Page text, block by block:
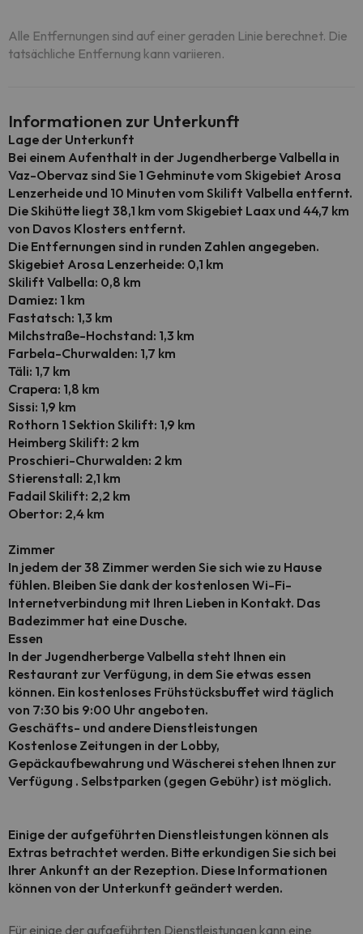
Alle Entfernungen sind auf einer geraden Linie berechnet. Die
tatsächliche Entfernung kann variieren.
Informationen zur Unterkunft
Lage der Unterkunft
Bei einem Aufenthalt in der Jugendherberge Valbella in
Vaz-Obervaz sind Sie 1 Gehminute vom Skigebiet Arosa
Lenzerheide und 10 Minuten vom Skilift Valbella entfernt.
Die Skihütte liegt 38,1 km vom Skigebiet Laax und 44,7 km
von Davos Klosters entfernt.
Die Entfernungen sind in runden Zahlen angegeben.
Skigebiet Arosa Lenzerheide: 0,1 km
Skilift Valbella: 0,8 km
Damiez: 1 km
Fastatsch: 1,3 km
Milchstraße-Hochstand: 1,3 km
Farbela-Churwalden: 1,7 km
Täli: 1,7 km
Crapera: 1,8 km
Sissi: 1,9 km
Rothorn 1 Sektion Skilift: 1,9 km
Heimberg Skilift: 2 km
Proschieri-Churwalden: 2 km
Stierenstall: 2,1 km
Fadail Skilift: 2,2 km
Obertor: 2,4 km
Zimmer
In jedem der 38 Zimmer werden Sie sich wie zu Hause
fühlen. Bleiben Sie dank der kostenlosen Wi-Fi-
Internetverbindung mit Ihren Lieben in Kontakt. Das
Badezimmer hat eine Dusche.
Essen
In der Jugendherberge Valbella steht Ihnen ein
Restaurant zur Verfügung, in dem Sie etwas essen
können. Ein kostenloses Frühstücksbuffet wird täglich
von 7:30 bis 9:00 Uhr angeboten.
Geschäfts- und andere Dienstleistungen
Kostenlose Zeitungen in der Lobby,
Gepäckaufbewahrung und Wäscherei stehen Ihnen zur
Verfügung . Selbstparken (gegen Gebühr) ist möglich.
Einige der aufgeführten Dienstleistungen können als
Extras betrachtet werden. Bitte erkundigen Sie sich bei
Ihrer Ankunft an der Rezeption. Diese Informationen
können von der Unterkunft geändert werden.
Für einige der aufgeführten Dienstleistungen kann eine